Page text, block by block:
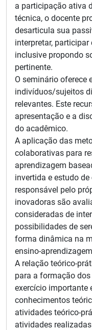
a participação ativa
técnica, o docente
desarticula sua
interpretar,
inclusive propondo
pertinente.
O seminário oferece
indivíduos/sujeitos
relevantes. Este
apresentação e a
do acadêmico.
A aplicação das
colaborativas para
aprendizagem
invertida e estudo
responsável pelo
inovadoras são
consideradas de
possibilidades de
forma dinâmica na
ensino-
A relação teórico-
para a formação
exercício importante
conhecimentos
atividades teórico-
atividades